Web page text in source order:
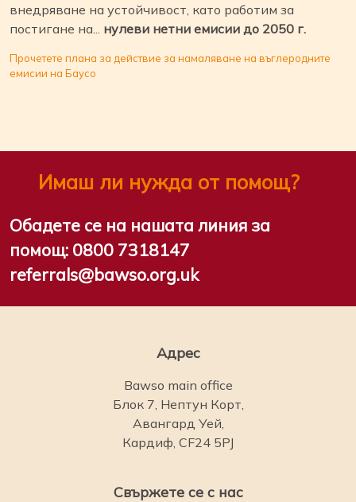
внедряване на устойчивост, като работим за
постигане на... нулеви нетни емисии до 2050 г.
Прочетете плана за действие за намаляване на въглеродните
емисии на Баусо
Имаш ли нужда от помощ?
Обадете се на нашата линия за
помощ: 0800 7318147
referrals@bawso.org.uk
Адрес
Bawso main office
Блок 7, Нептун Корт,
Авангард Уей,
Кардиф, CF24 5PJ
Свържете се с нас